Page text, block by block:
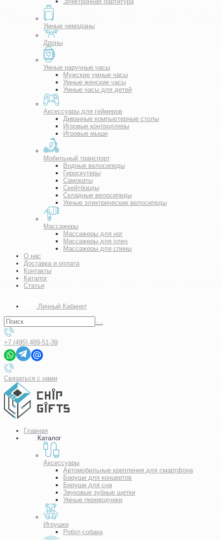
Умные чемоданы
Дроны
Умные наручные часы
Мужские умные часы
Умные женские часы
Умные часы для детей
Аксессуары для геймеров
Диванные компьютерные столы
Игровые контроллеры
Игровые мыши
Мобильный транспорт
Водные велосипеды
Гироскутеры
Самокаты
Скейтборды
Складные велосипеды
Умные электрические велосипеды
Массажеры
Массажеры для ног
Массажеры для плеч
Массажеры для спины
О нас
Доставка и оплата
Контакты
Каталог
Статьи
Личный Кабинет
+7 (495) 489-51-39
Связаться с нами
Главная
Каталог
Аксессуары
Автомобильные крепления для смартфона
Беруши для концертов
Беруши для сна
Звуковые зубные щетки
Умные переводчики
Игрушки
Робот-собака